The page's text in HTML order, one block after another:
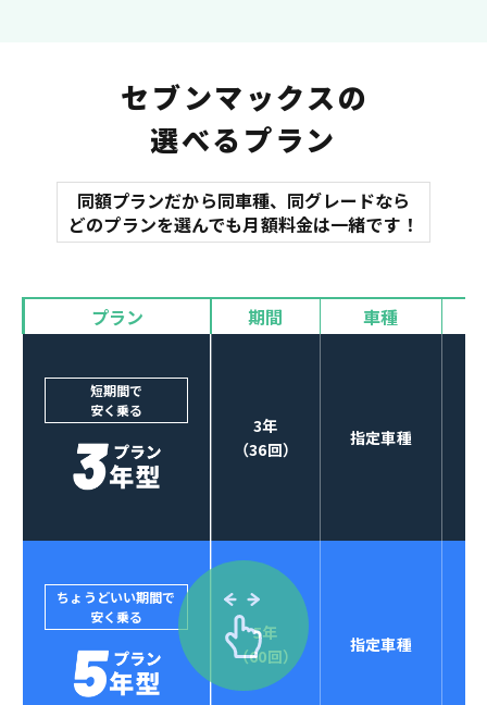
オイル交換 諸費用
マット
バイザー
3
オプションも選べる！
POINT
4
セブンマックスなら
クレジットカード払い可能
セブンマックスの
選べるプラン
同額プランだから同車種、同グレードなら
どのプランを選んでも月額料金は一緒です！
プラン 期間 車種
短期間で
安く乗る
3年
（36回）
指定車種
ちょうどいい期間で
安く乗る
5年
（60回）
指定車種